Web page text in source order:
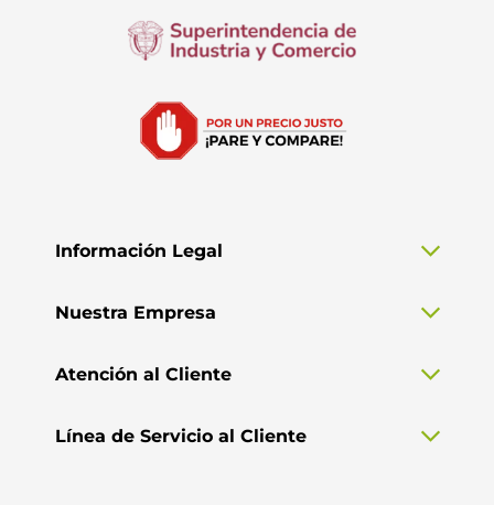
Información Legal
Nuestra Empresa
Atención al Cliente
Línea de Servicio al Cliente